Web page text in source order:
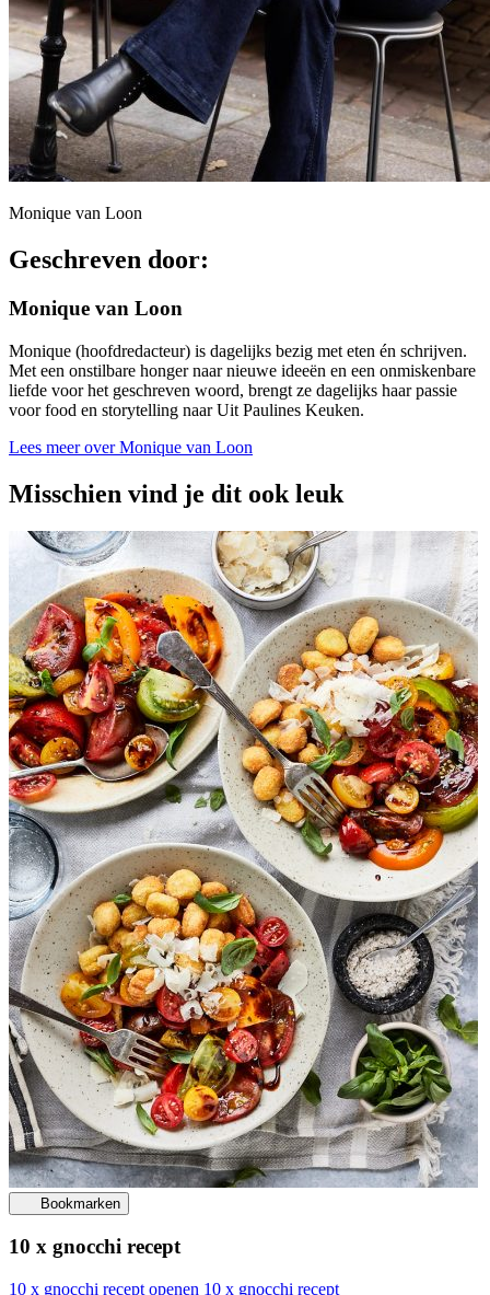
Monique van Loon
Geschreven door:
Monique van Loon
Monique (hoofdredacteur) is dagelijks bezig met eten én schrijven.
Met een onstilbare honger naar nieuwe ideeën en een onmiskenbare
liefde voor het geschreven woord, brengt ze dagelijks haar passie
voor food en storytelling naar Uit Paulines Keuken.
Lees meer over Monique van Loon
Misschien vind je dit ook leuk
Bookmarken
10 x gnocchi recept
10 x gnocchi recept openen 10 x gnocchi recept